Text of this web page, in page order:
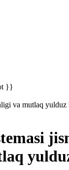
}}
va mutlaq yulduz